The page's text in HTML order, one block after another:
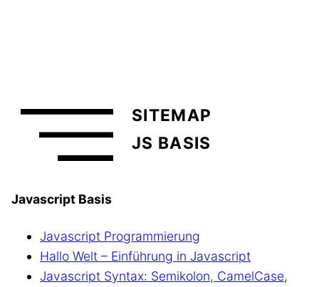
SITEMAP
JS BASIS
Javascript Basis
Javascript Programmierung
Hallo Welt – Einführung in Javascript
Javascript Syntax: Semikolon, CamelCase,